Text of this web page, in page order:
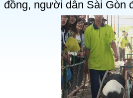
đồng, người dân Sài Gòn